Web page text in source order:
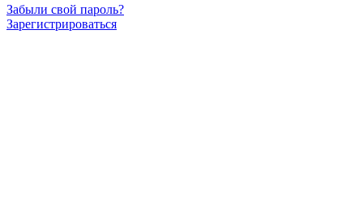
Забыли свой пароль?
Зарегистрироваться